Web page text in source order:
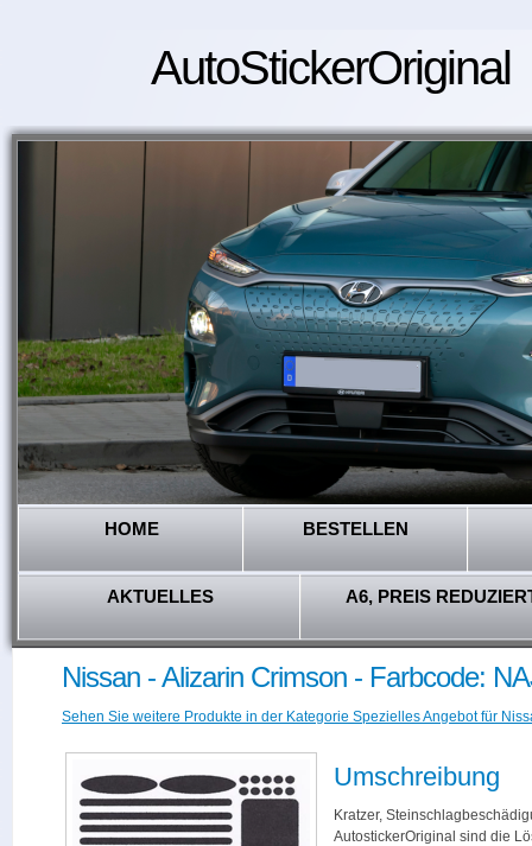
AutoStickerOriginal
HOME BESTELLEN
AKTUELLES A6, PREIS
Nissan - Alizarin Crimson - Farbcode:
Sehen Sie weitere Produkte in der Kategorie Spezielles Angebot für
Umschreibung
Kratzer,
AutostickerOriginal sind die